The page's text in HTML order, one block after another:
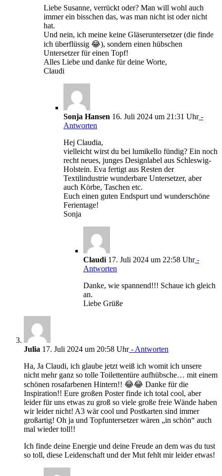
Liebe Susanne, verrückt oder? Man will wohl auch
immer ein bisschen das, was man nicht ist oder nicht
hat.
Und nein, ich meine keine Gläseruntersetzer (die finde
ich überflüssig 😂), sondern einen hübschen
Untersetzer für einen Topf!
Alles Liebe und danke für deine Worte,
Claudi
Sonja Hansen 16. Juli 2024 um 21:31 Uhr-
Antworten
Hej Claudia,
vielleicht wirst du bei lumikello fündig? Ein noch
recht neues, junges Designlabel aus Schleswig-
Holstein. Eva fertigt aus Resten der
Textilindustrie wunderbare Untersetzer, aber
auch Körbe, Taschen etc.
Euch einen guten Endspurt und wunderschöne
Ferientage!
Sonja
Claudi 17. Juli 2024 um 22:58 Uhr-
Antworten
Danke, wie spannend!!! Schaue ich gleich
an.
Liebe Grüße
Julia 17. Juli 2024 um 20:58 Uhr- Antworten
Ha, Ja Claudi, ich glaube jetzt weiß ich womit ich unsere
nicht mehr ganz so tolle Toilettentüre aufhübsche… mit einem
schönen rosafarbenen Hintern!! 😂😂 Danke für die
Inspiration!! Eure großen Poster finde ich total cool, aber
leider für uns etwas zu groß so viele große freie Wände haben
wir leider nicht! A3 wär cool und Postkarten sind immer
großartig! Oh ja und Topfuntersetzer wären „in schön“ auch
mal wieder toll!!
Ich finde deine Energie und deine Freude an dem was du tust
so toll, diese Leidenschaft und der Mut fehlt mir leider etwas!